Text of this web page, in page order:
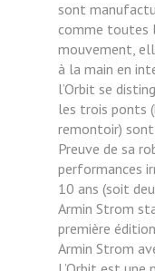
sont
comme toutes
mouvement,
à la main en
l’Orbit se
les trois ponts
remontoir) sont
Preuve de sa
performances
10 ans (soit
Armin Strom
première
Armin Strom